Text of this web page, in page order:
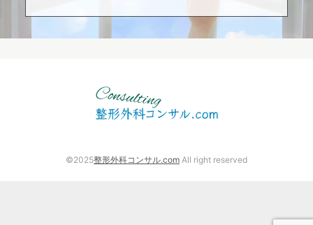
©2025整形外科コンサル.com All right reserved